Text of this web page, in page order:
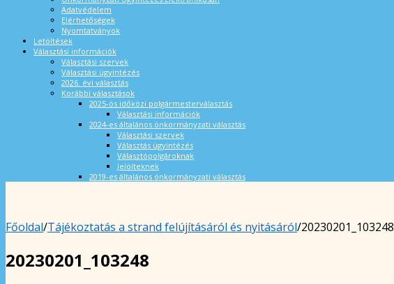
Adatvédelem
Elérhetőségek
Nyomtatványok
Letöltések
Választási információk
Választási szervek
Választási ügyintézés
2026. évi választás
Korábbi választások
2025-ös időközi polgármesterválasztás
Választási információk
2024-es általános önkormányzati választás
Választási szervek
Választás ügyintézés
Választópolgároknak
Jelölteknek
2019-es általános önkormányzati választás
Főoldal/Tájékoztatás a strand felújításáról és nyitásáról/20230201_103248
20230201_103248